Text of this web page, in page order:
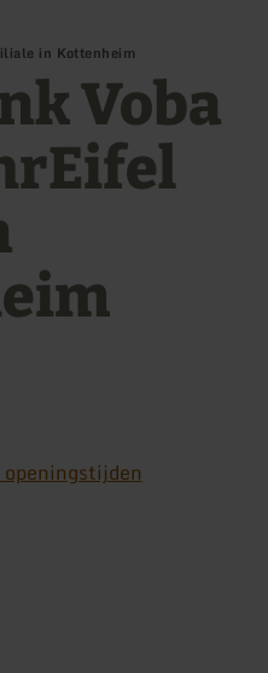
in Kottenheim
Voba
openingstijden